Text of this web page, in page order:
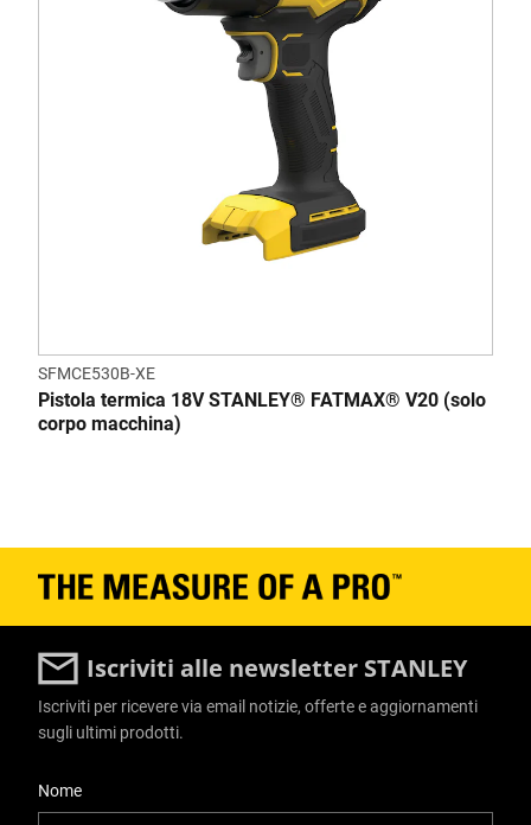
SFMCE530B-XE
Pistola termica 18V STANLEY® FATMAX® V20 (solo
corpo macchina)
Iscriviti alle newsletter STANLEY
Iscriviti per ricevere via email notizie, offerte e aggiornamenti
sugli ultimi prodotti.
Nome